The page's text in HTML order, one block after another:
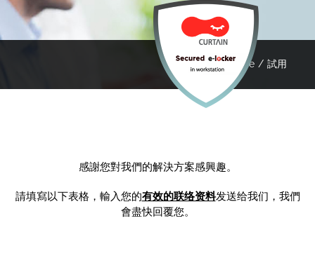
Home 試用
感謝您對我們的解決方案感興趣。
請填寫以下表格，輸入您的有效的联络资料发送给我们，我們
會盡快回覆您。